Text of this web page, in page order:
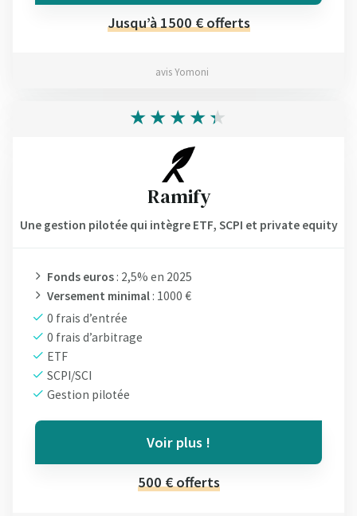
Jusqu’à 1500 € offerts
avis Yomoni
Ramify
Une gestion pilotée qui intègre ETF, SCPI et private equity
Fonds euros : 2,5% en 2025
Versement minimal : 1000 €
0 frais d’entrée
0 frais d’arbitrage
ETF
SCPI/SCI
Gestion pilotée
Voir plus !
500 € offerts